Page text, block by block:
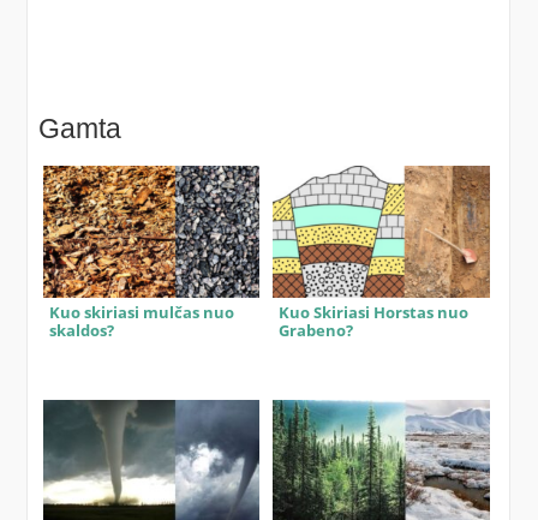
Gamta
Kuo skiriasi mulčas nuo
skaldos?
Kuo Skiriasi Horstas nuo
Grabeno?